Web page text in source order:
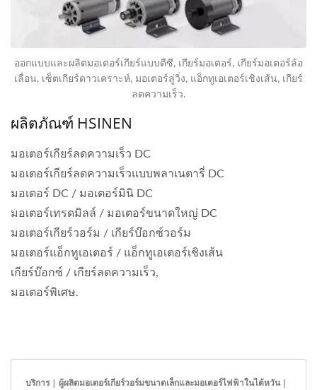
ออกแบบและผลิตมอเตอร์เกียร์แบบดีซี, เกียร์มอเตอร์, เกียร์มอเตอร์ล้อ
เลื่อน, เซ็ตเกียร์ดาวเคราะห์, มอเตอร์ลู่วิ่ง, แอ็กทูเอเตอร์เชิงเส้น, เกียร์
ลดความเร็ว.
ผลิตภัณฑ์ HSINEN
มอเตอร์เกียร์ลดความเร็ว DC
มอเตอร์เกียร์ลดความเร็วแบบพลาเนตารี่ DC
มอเตอร์ DC / มอเตอร์มินิ DC
มอเตอร์เทรดมิลล์ / มอเตอร์ขนาดใหญ่ DC
มอเตอร์เกียร์วอร์ม / เกียร์บ๊อกซ์วอร์ม
มอเตอร์แอ็กทูเอเตอร์ / แอ็กทูเอเตอร์เชิงเส้น
เกียร์บ๊อกซ์ / เกียร์ลดความเร็ว,
มอเตอร์พิเศษ.
บริการ | ผู้ผลิตมอเตอร์เกียร์วอร์มขนาดเล็กและมอเตอร์ไฟฟ้าในไต้หวัน |